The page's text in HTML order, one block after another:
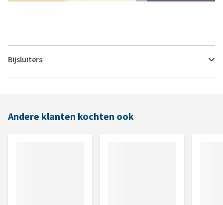
Bijsluiters
Andere klanten kochten ook